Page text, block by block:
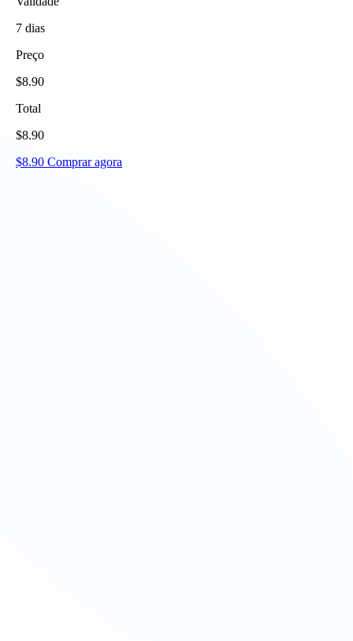
7 dias
Preço
$8.90
Total
$8.90
$8.90 Comprar agora